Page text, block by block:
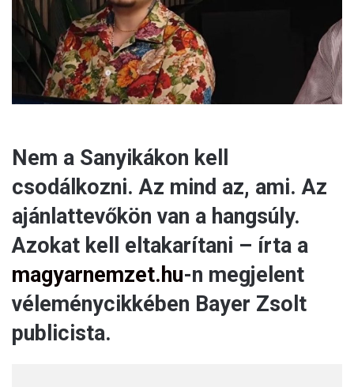
i
l
Nem a Sanyikákon kell
csodálkozni. Az mind az, ami. Az
ajánlattevőkön van a hangsúly.
Azokat kell eltakarítani – írta a
magyarnemzet.hu-n megjelent
véleménycikkében Bayer Zsolt
publicista.